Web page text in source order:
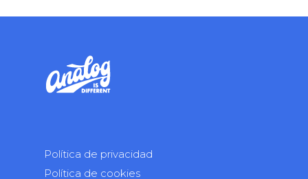
Política de privacidad
Política de cookies